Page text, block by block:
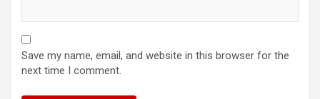
Save my name, email, and website in this browser for the
next time I comment.